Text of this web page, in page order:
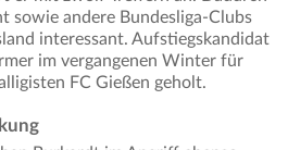
sowie andere Bundesliga-Clubs
interessant. Aufstiegskandidat
im vergangenen Winter für
FC Gießen geholt.